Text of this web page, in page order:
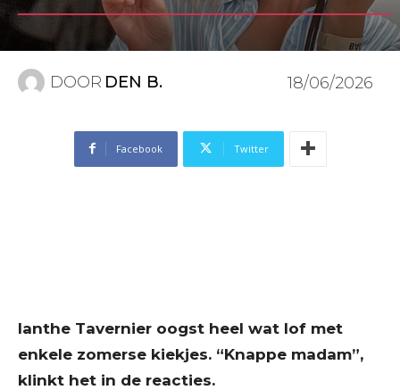
DOOR DEN B. 18/06/2026
Facebook Twitter
Ianthe Tavernier oogst heel wat lof met
enkele zomerse kiekjes. “Knappe madam”,
klinkt het in de reacties.